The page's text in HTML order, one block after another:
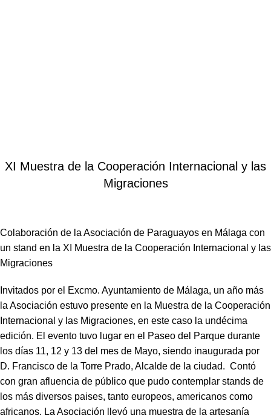
XI Muestra de la Cooperación Internacional y las
Migraciones
Colaboración de la Asociación de Paraguayos en Málaga con
un stand en la XI Muestra de la Cooperación Internacional y las
Migraciones
Invitados por el Excmo. Ayuntamiento de Málaga, un año más
la Asociación estuvo presente en la Muestra de la Cooperación
Internacional y las Migraciones, en este caso la undécima
edición. El evento tuvo lugar en el Paseo del Parque durante
los días 11, 12 y 13 del mes de Mayo, siendo inaugurada por
D. Francisco de la Torre Prado, Alcalde de la ciudad. Contó
con gran afluencia de público que pudo contemplar stands de
los más diversos paises, tanto europeos, americanos como
africanos. La Asociación llevó una muestra de la artesanía